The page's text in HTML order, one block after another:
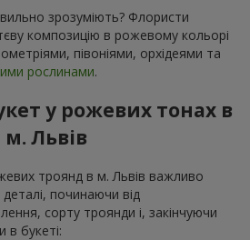
зрозуміють? Флористи
композицію в рожевому кольорі
півоніями, орхідеями та
рослинами.
у рожевих тонах в
м. Львів
троянд в м. Львів важливо
починаючи від
сорту троянди і, закінчуючи
в букеті: